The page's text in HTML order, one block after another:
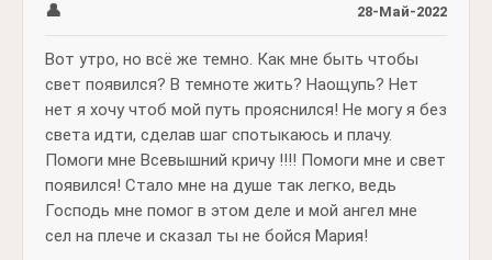
28-Май-2022
👤
Вот утро, но всё же темно. Как мне быть чтобы
свет появился? В темноте жить? Наощупь? Нет
нет я хочу чтоб мой путь прояснился! Не могу я без
света идти, сделав шаг спотыкаюсь и плачу.
Помоги мне Всевышний кричу !!!! Помоги мне и свет
появился! Стало мне на душе так легко, ведь
Господь мне помог в этом деле и мой ангел мне
сел на плече и сказал ты не бойся Мария!